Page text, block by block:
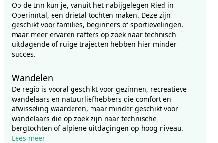
Op de Inn kun je, vanuit het nabijgelegen Ried in
Oberinntal, een drietal tochten maken. Deze zijn
geschikt voor families, beginners of sportievelingen,
maar meer ervaren rafters op zoek naar technisch
uitdagende of ruige trajecten hebben hier minder
succes.
Wandelen
De regio is vooral geschikt voor gezinnen, recreatieve
wandelaars en natuurliefhebbers die comfort en
afwisseling waarderen, maar minder geschikt voor
wandelaars die op zoek zijn naar technische
bergtochten of alpiene uitdagingen op hoog niveau.
Lees meer